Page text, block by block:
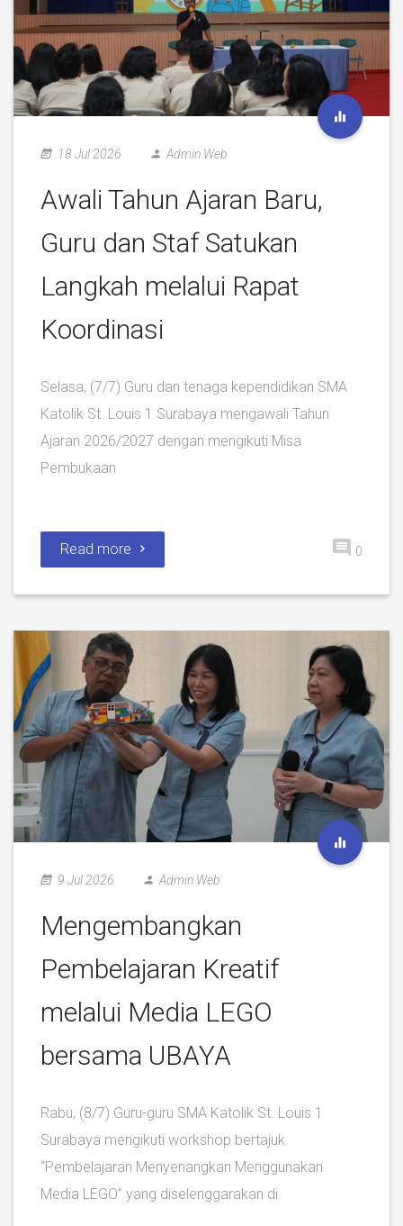
18 Jul 2026 Admin Web
Awali Tahun Ajaran Baru,
Guru dan Staf Satukan
Langkah melalui Rapat
Koordinasi
Selasa, (7/7) Guru dan tenaga kependidikan SMA
Katolik St. Louis 1 Surabaya mengawali Tahun
Ajaran 2026/2027 dengan mengikuti Misa
Pembukaan
Read more 0
9 Jul 2026 Admin Web
Mengembangkan
Pembelajaran Kreatif
melalui Media LEGO
bersama UBAYA
Rabu, (8/7) Guru-guru SMA Katolik St. Louis 1
Surabaya mengikuti workshop bertajuk
“Pembelajaran Menyenangkan Menggunakan
Media LEGO” yang diselenggarakan di